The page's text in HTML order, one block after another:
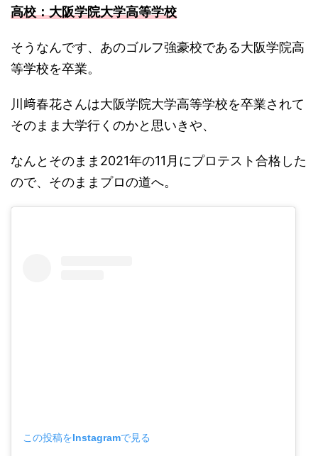
高校：大阪学院大学高等学校
そうなんです、あのゴルフ強豪校である大阪学院高
等学校を卒業。
川﨑春花さんは大阪学院大学高等学校を卒業されて
そのまま大学行くのかと思いきや、
なんとそのまま2021年の11月にプロテスト合格した
ので、そのままプロの道へ。
この投稿をInstagramで見る